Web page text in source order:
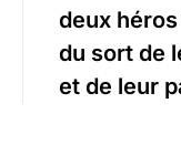
deux
du sort de
et de leur